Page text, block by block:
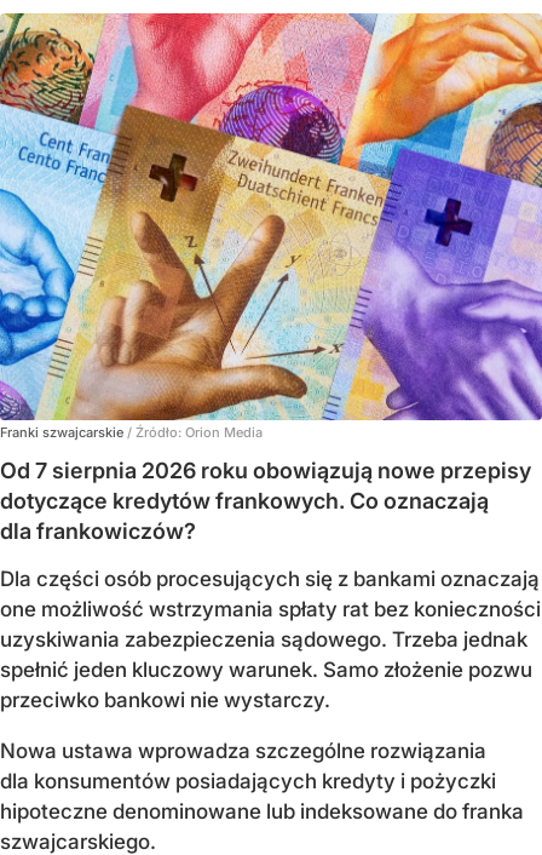
Franki szwajcarskie / Źródło: Orion Media
Od 7 sierpnia 2026 roku obowiązują nowe przepisy
dotyczące kredytów frankowych. Co oznaczają
dla frankowiczów?
Dla części osób procesujących się z bankami oznaczają
one możliwość wstrzymania spłaty rat bez konieczności
uzyskiwania zabezpieczenia sądowego. Trzeba jednak
spełnić jeden kluczowy warunek. Samo złożenie pozwu
przeciwko bankowi nie wystarczy.
Nowa ustawa wprowadza szczególne rozwiązania
dla konsumentów posiadających kredyty i pożyczki
hipoteczne denominowane lub indeksowane do franka
szwajcarskiego.